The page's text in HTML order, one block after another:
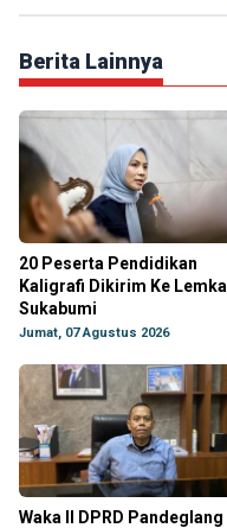
Berita Lainnya
20 Peserta Pendidikan
Kaligrafi Dikirim Ke Lemka
Sukabumi
Jumat, 07 Agustus 2026
Waka II DPRD Pandeglang